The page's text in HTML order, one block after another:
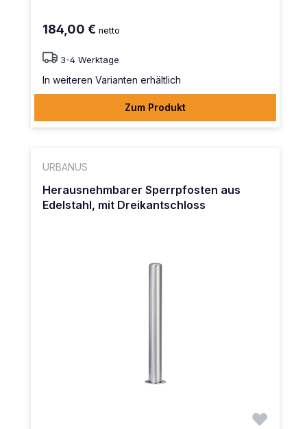
184,00 € netto
3-4 Werktage
In weiteren Varianten erhältlich
Zum Produkt
URBANUS
Herausnehmbarer Sperrpfosten aus
Edelstahl, mit Dreikantschloss